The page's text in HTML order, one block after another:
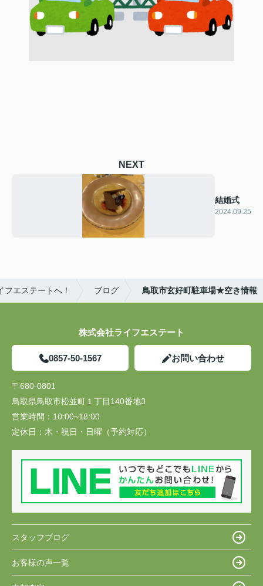
NEXT
結婚式
2024.09.25
エステートへ！ ブログ 鳥取市玄好町駐車場★空き情報
株式会社ライフエステート
0857-50-1567 お問い合わせ
〒680-0801
鳥取県鳥取市松並町１丁目140番地3
営業時間： 10:00~18:00
定休日： 木・祝日・日曜（予約対応）
スタッフブログ
お客様の声一覧